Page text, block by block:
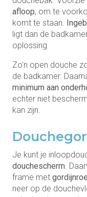
afloop, om te
komt te staan.
ligt dan de
oplossing.
Zo’n open douche
de badkamer.
minimum aan
echter niet
kan zijn.
Je kunt je
douchescherm .
frame met
neer op de